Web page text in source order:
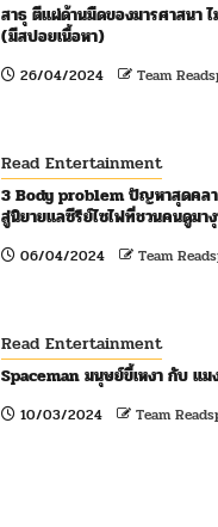
สาธุ ตีแผ่ด้านมืดของมารศาสนา
(มีสปอยเนื้อหา)
26/04/2024 Team
Read Entertainment
3 Body problem ปัญหาสุดคล
สู่นิยายแลซีรีย์ไซไฟที่ชวนคนดูมา
06/04/2024 Team
Read Entertainment
Spaceman มนุษย์ขี้เหงา กับ แม
10/03/2024 Team